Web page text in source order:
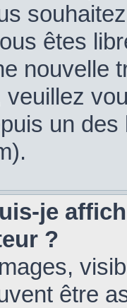
êtes
nouvelle
veuillez
un
je
?
être